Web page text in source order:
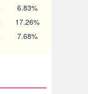
6.83%
17.26%
7.68%